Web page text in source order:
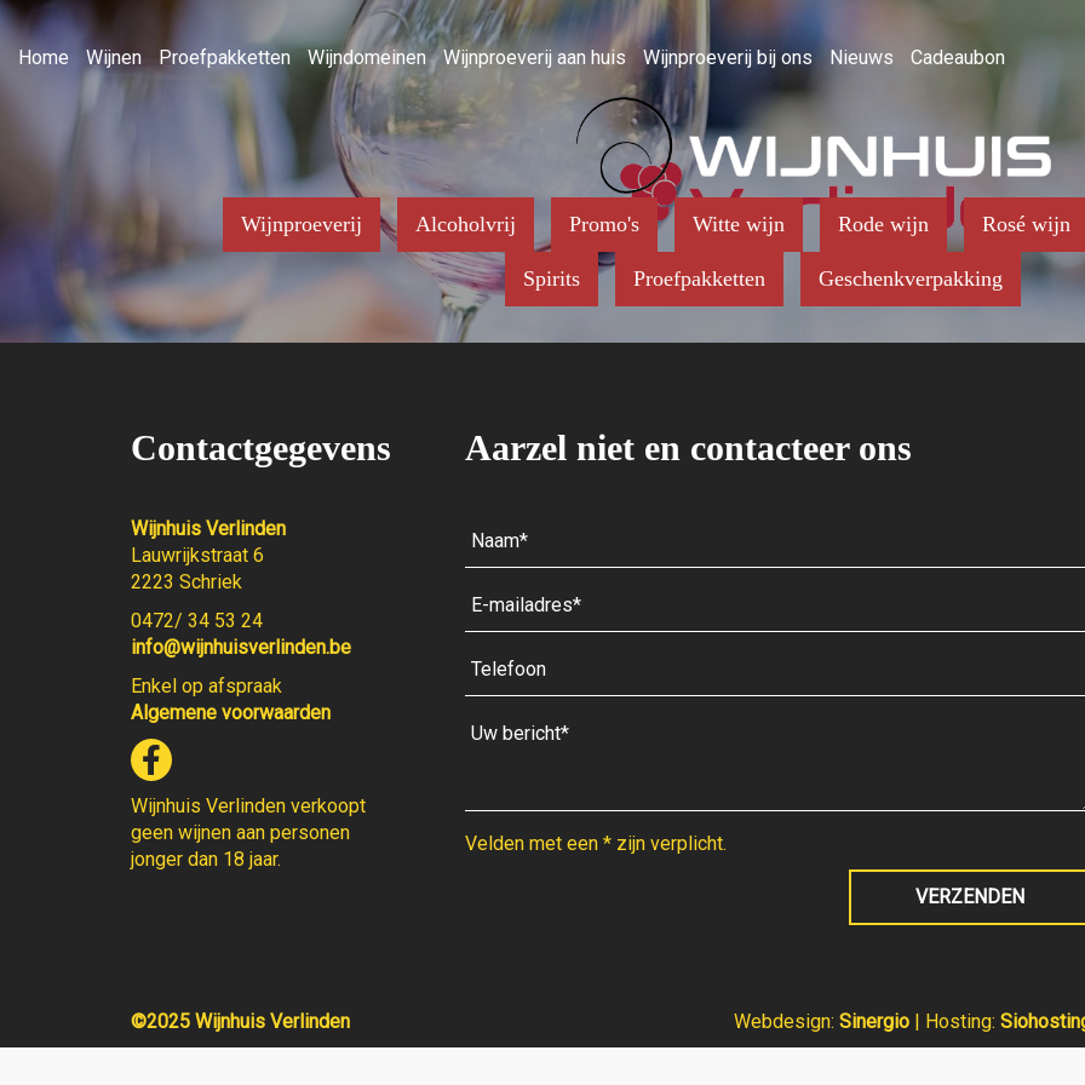
Home Wijnen Proefpakketten Wijndomeinen Wijnproeverij aan huis Wijnproeverij bij ons Nieuws Cadeaubon
Wijnproeverij Alcoholvrij Promo's Witte wijn Rode wijn Rosé wijn
Spirits Proefpakketten Geschenkverpakking
Contactgegevens
Wijnhuis Verlinden
Lauwrijkstraat 6
2223 Schriek
0472/ 34 53 24
info@wijnhuisverlinden.be
Enkel op afspraak
Algemene voorwaarden
Wijnhuis Verlinden verkoopt
geen wijnen aan personen
jonger dan 18 jaar.
Aarzel niet en contacteer ons
Velden met een * zijn verplicht.
©2025 Wijnhuis Verlinden Webdesign: Sinergio | Hosting: